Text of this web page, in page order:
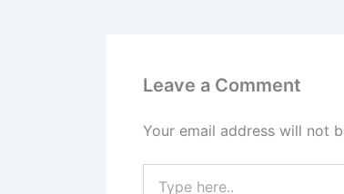
Leave a Comment
Your email address will not
here..